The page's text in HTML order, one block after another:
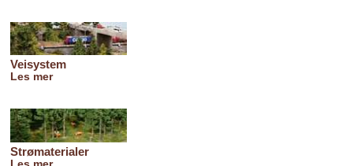
Veisystem
Les mer
Strømaterialer